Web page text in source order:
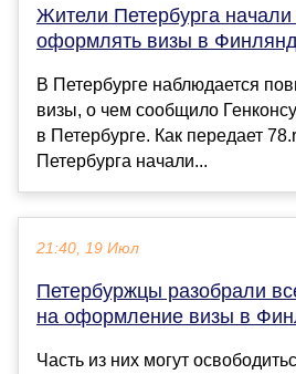
Жители Петербурга
оформлять визы в
В Петербурге наблюдается
визы, о чем сообщило
в Петербурге. Как передает
Петербурга начали...
21:40, 19 Июл
Петербуржцы разобрали
на оформление визы в
Часть из них могут